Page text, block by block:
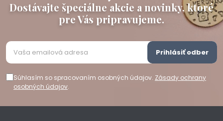
Dostávajte špeciálne akcie a novinky, ktoré
pre Vás pripravujeme.
Súhlasím so spracovaním osobných údajov. Zásady ochrany
osobných údajov.
Prihlásiť odber